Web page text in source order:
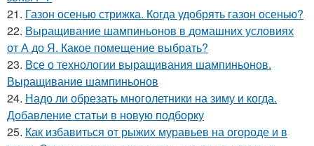
21. Газон осенью стрижка. Когда удобрять газон осенью?
22. Выращивание шампиньонов в домашних условиях
от А до Я. Какое помещение выбрать?
23. Все о технологии выращивания шампиньонов.
Выращивание шампиньонов
24. Надо ли обрезать многолетники на зиму и когда.
Добавление статьи в новую подборку
25. Как избавиться от рыжих муравьев на огороде и в